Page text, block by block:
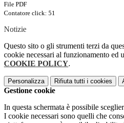
File PDF
Contatore click: 51
Notizie
Questo sito o gli strumenti terzi da
cookie necessari al funzionamento ed
COOKIE POLICY.
Personalizza Rifiuta tutti i cookies
Gestione cookie
In questa schermata è possibile
I cookie necessari sono quelli che